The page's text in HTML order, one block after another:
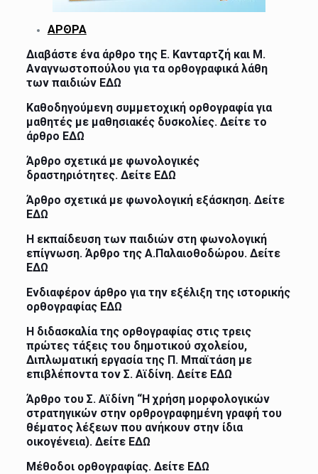
ΑΡΘΡΑ
Διαβάστε ένα άρθρο της Ε. Κανταρτζή και Μ.
Αναγνωστοπούλου για τα ορθογραφικά λάθη
των παιδιών ΕΔΩ
Καθοδηγούμενη συμμετοχική ορθογραφία για
μαθητές με μαθησιακές δυσκολίες. Δείτε το
άρθρο ΕΔΩ
Άρθρο σχετικά με φωνολογικές
δραστηριότητες. Δείτε ΕΔΩ
Άρθρο σχετικά με φωνολογική εξάσκηση. Δείτε
ΕΔΩ
Η εκπαίδευση των παιδιών στη φωνολογική
επίγνωση. Άρθρο της Α.Παλαιοθοδώρου. Δείτε
ΕΔΩ
Ενδιαφέρον άρθρο για την εξέλιξη της ιστορικής
ορθογραφίας ΕΔΩ
Η διδασκαλία της ορθογραφίας στις τρεις
πρώτες τάξεις του δημοτικού σχολείου,
Διπλωματική εργασία της Π. Μπαϊτάση με
επιβλέποντα τον Σ. Αϊδίνη. Δείτε ΕΔΩ
Άρθρο του Σ. Αϊδίνη “Η χρήση μορφολογικών
στρατηγικών στην ορθρογραφημένη γραφή του
θέματος λέξεων που ανήκουν στην ίδια
οικογένεια). Δείτε ΕΔΩ
Μέθοδοι ορθογραφίας. Δείτε ΕΔΩ